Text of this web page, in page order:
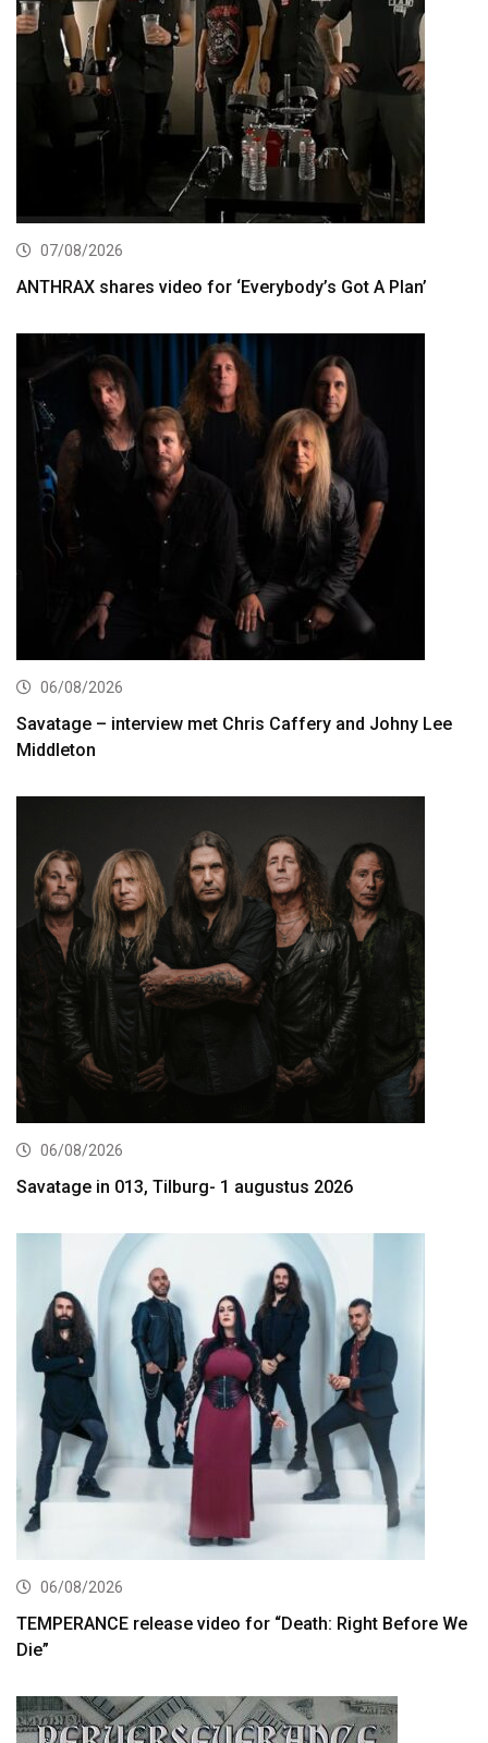
07/08/2026
ANTHRAX shares video for ‘Everybody’s Got A Plan’
06/08/2026
Savatage – interview met Chris Caffery and Johny Lee
Middleton
06/08/2026
Savatage in 013, Tilburg- 1 augustus 2026
06/08/2026
TEMPERANCE release video for “Death: Right Before We
Die”